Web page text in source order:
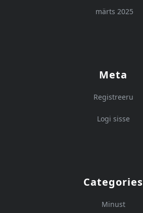
märts 2025
Meta
Registreeru
Logi sisse
Categories
Minust